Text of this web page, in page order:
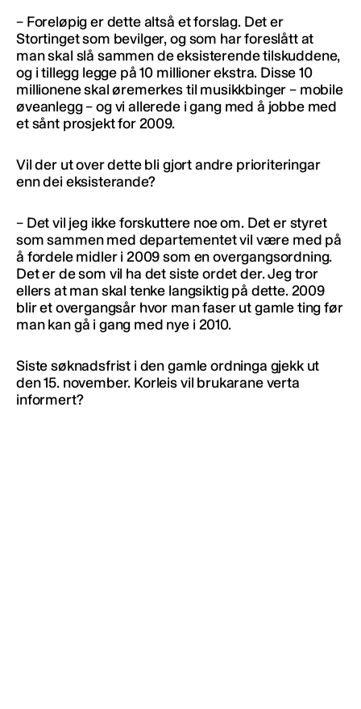
– Foreløpig er dette altså et forslag. Det er
Stortinget som bevilger, og som har foreslått at
man skal slå sammen de eksisterende tilskuddene,
og i tillegg legge på 10 millioner ekstra. Disse 10
millionene skal øremerkes til musikkbinger – mobile
øveanlegg – og vi allerede i gang med å jobbe med
et sånt prosjekt for 2009.
Vil der ut over dette bli gjort andre prioriteringar
enn dei eksisterande?
– Det vil jeg ikke forskuttere noe om. Det er styret
som sammen med departementet vil være med på
å fordele midler i 2009 som en overgangsordning.
Det er de som vil ha det siste ordet der. Jeg tror
ellers at man skal tenke langsiktig på dette. 2009
blir et overgangsår hvor man faser ut gamle ting før
man kan gå i gang med nye i 2010.
Siste søknadsfrist i den gamle ordninga gjekk ut
den 15. november. Korleis vil brukarane verta
informert?